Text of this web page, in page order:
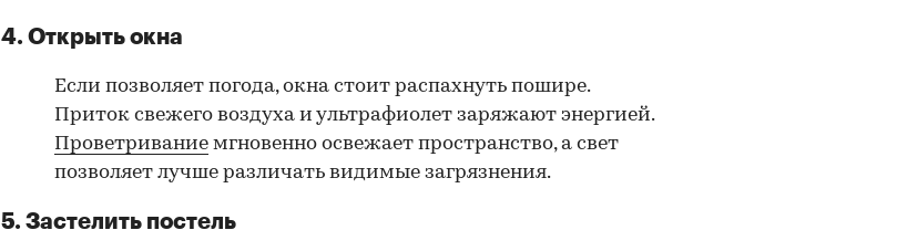
4. Открыть окна
Если позволяет погода, окна стоит распахнуть пошире.
Приток свежего воздуха и ультрафиолет заряжают энергией.
Проветривание мгновенно освежает пространство, а свет
позволяет лучше различать видимые загрязнения.
5. Застелить постель